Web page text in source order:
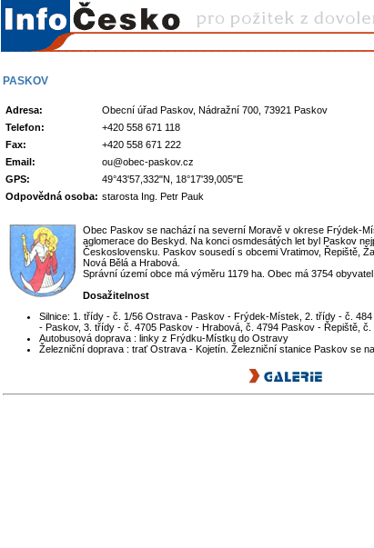
PASKOV
Adresa:
Obecní úřad Paskov, Nádražní 700, 73921 Paskov
Telefon:
+420 558 671 118
Fax:
+420 558 671 222
Email:
ou@obec-paskov.cz
GPS:
49°43'57,332"N, 18°17'39,005"E
Odpovědná osoba: starosta Ing. Petr Pauk
Obec Paskov se nachází na severní Moravě v okrese Frýdek-
aglomerace do Beskyd. Na konci osmdesátých let byl Paskov
Československu. Paskov sousedí s obcemi Vratimov, Řepiště,
Nová Bělá a Hrabová.
Správní území obce má výměru 1179 ha. Obec má 3754 obyvatel.
Dosažitelnost
Silnice: 1. třídy - č. 1/56 Ostrava - Paskov - Frýdek-Místek, 2. třídy - č.
- Paskov, 3. třídy - č. 4705 Paskov - Hrabová, č. 4794 Paskov - Řepiště,
Autobusová doprava : linky z Frýdku-Místku do Ostravy
Železniční doprava : trať Ostrava - Kojetín. Železniční stanice Paskov se